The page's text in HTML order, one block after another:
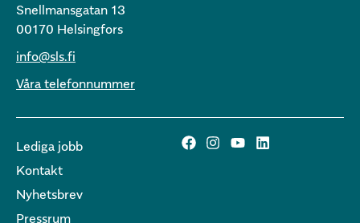
Snellmansgatan 13
00170 Helsingfors
info@sls.fi
Våra telefonnummer
Lediga jobb
Kontakt
Nyhetsbrev
Pressrum